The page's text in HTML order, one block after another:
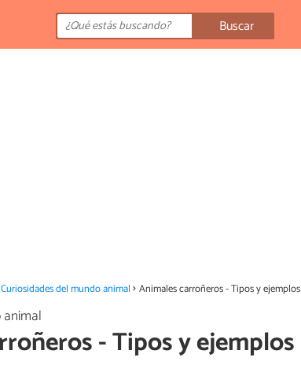
Buscar
Curiosidades del mundo animal Animales carroñeros - Tipos y ejemplos
- Tipos y ejemplos